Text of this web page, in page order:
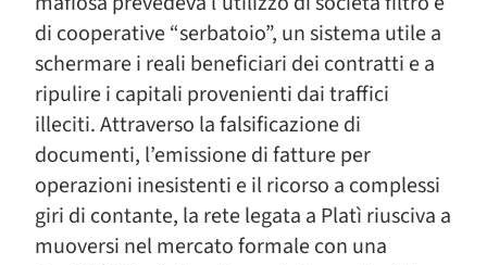
di cooperative “serbatoio”, un sistema utile a
schermare i reali beneficiari dei contratti e a
ripulire i capitali provenienti dai traffici
illeciti. Attraverso la falsificazione di
documenti, l’emissione di fatture per
operazioni inesistenti e il ricorso a complessi
giri di contante, la rete legata a Platì riusciva a
muoversi nel mercato formale con una